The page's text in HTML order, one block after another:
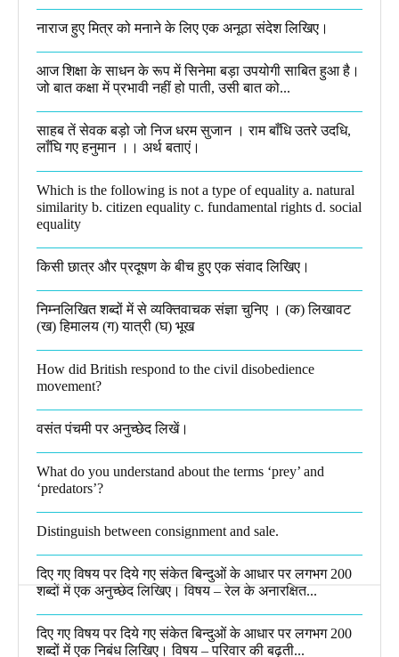
नाराज हुए मित्र को मनाने के लिए एक अनूठा संदेश लिखिए।
आज शिक्षा के साधन के रूप में सिनेमा बड़ा उपयोगी साबित हुआ है।
जो बात कक्षा में प्रभावी नहीं हो पाती, उसी बात को...
साहब तें सेवक बड़ो जो निज धरम सुजान । राम बाँधि उतरे उदधि,
लाँघि गए हनुमान ।।​ अर्थ बताएं।
Which is the following is not a type of equality a. natural
similarity b. citizen equality c. fundamental rights d. social
equality​
किसी छात्र और प्रदूषण के बीच हुए एक संवाद लिखिए।​
निम्नलिखित शब्दों में से व्यक्तिवाचक संज्ञा चुनिए । (क) लिखावट
(ख) हिमालय (ग) यात्री (घ) भूख​
How did British respond to the civil disobedience
movement?
वसंत पंचमी पर अनुच्छेद लिखें।
What do you understand about the terms ‘prey’ and
‘predators’?​
Distinguish between consignment and sale.
दिए गए विषय पर दिये गए संकेत बिन्दुओं के आधार पर लगभग 200
शब्दों में एक अनुच्छेद लिखिए। विषय – रेल के अनारक्षित...
दिए गए विषय पर दिये गए संकेत बिन्दुओं के आधार पर लगभग 200
शब्दों में एक निबंध लिखिए। विषय – परिवार की बढ़ती...